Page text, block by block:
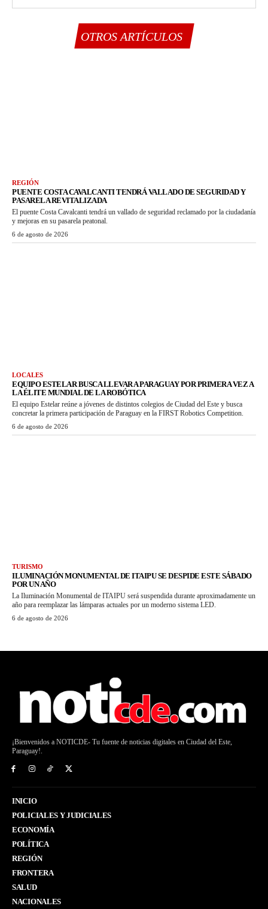
OTROS ARTÍCULOS
REGIÓN
PUENTE COSTA CAVALCANTI TENDRÁ VALLADO DE SEGURIDAD Y
PASARELA REVITALIZADA
El puente Costa Cavalcanti tendrá un vallado de seguridad reclamado por la ciudadanía
y mejoras en su pasarela peatonal.
6 de agosto de 2026
LOCALES
EQUIPO ESTELAR BUSCA LLEVAR A PARAGUAY POR PRIMERA VEZ A
LA ÉLITE MUNDIAL DE LA ROBÓTICA
El equipo Estelar reúne a jóvenes de distintos colegios de Ciudad del Este y busca
concretar la primera participación de Paraguay en la FIRST Robotics Competition.
6 de agosto de 2026
TURISMO
ILUMINACIÓN MONUMENTAL DE ITAIPU SE DESPIDE ESTE SÁBADO
POR UN AÑO
La Iluminación Monumental de ITAIPU será suspendida durante aproximadamente un
año para reemplazar las lámparas actuales por un moderno sistema LED.
6 de agosto de 2026
¡Bienvenidos a NOTICDE- Tu fuente de noticias digitales en Ciudad del Este,
Paraguay!.
INICIO
POLICIALES Y JUDICIALES
ECONOMÍA
POLÍTICA
REGIÓN
FRONTERA
SALUD
NACIONALES